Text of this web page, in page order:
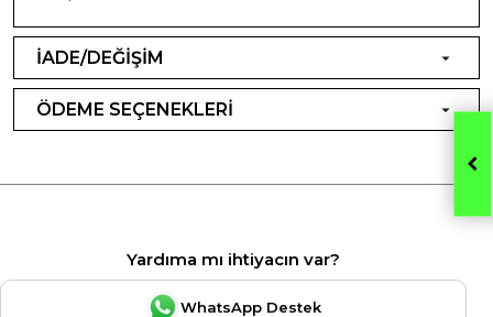
İADE/DEĞİŞİM
ÖDEME SEÇENEKLERİ
Yardıma mı ihtiyacın var?
WhatsApp Destek